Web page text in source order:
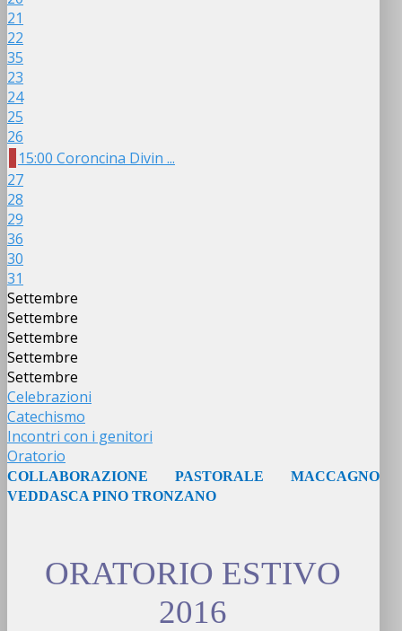
21
22
35
23
24
25
26
15:00 Coroncina Divin ...
27
28
29
36
30
31
Settembre
Settembre
Settembre
Settembre
Settembre
Celebrazioni
Catechismo
Incontri con i genitori
Oratorio
COLLABORAZIONE PASTORALE MACCAGNO
VEDDASCA PINO TRONZANO
ORATORIO ESTIVO
2016